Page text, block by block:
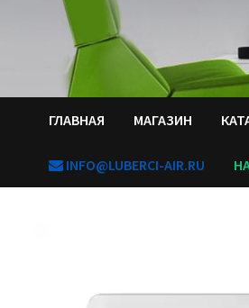
ГЛАВНАЯ МАГАЗИН
INFO@LUBERCI-AIR.RU